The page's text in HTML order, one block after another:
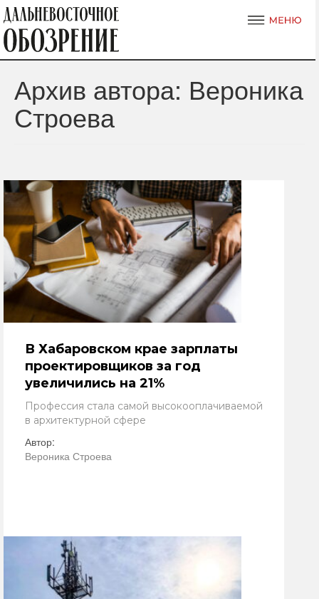
Архив автора: Вероника
Строева
В Хабаровском крае зарплаты
проектировщиков за год
увеличились на 21%
Профессия стала самой высокооплачиваемой
в архитектурной сфере
Автор:
Вероника Строева